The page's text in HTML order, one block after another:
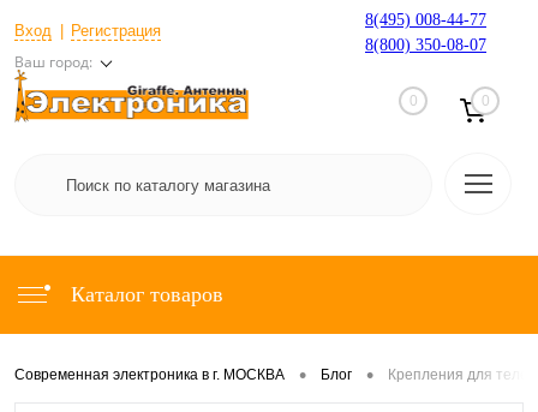
Вход Регистрация
Ваш город:
8(495) 008-44-77
8(800) 350-08-07
0 0
Каталог товаров
Современная электроника в г. МОСКВА • Блог • Крепления для